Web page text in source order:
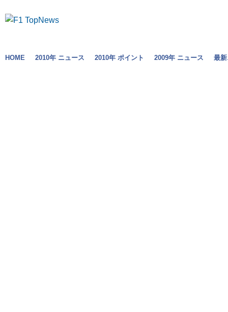
HOME 2010年 ニュース 2010年 ポイント 2009年 ニュース 最